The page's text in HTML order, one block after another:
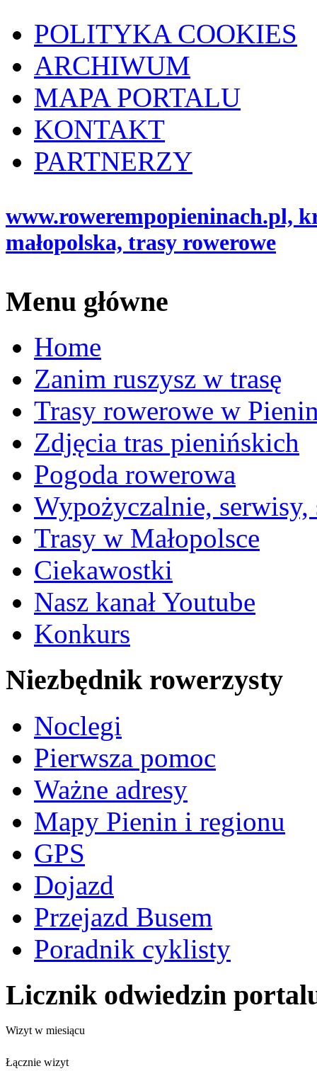
POLITYKA COOKIES
ARCHIWUM
MAPA PORTALU
KONTAKT
PARTNERZY
www.rowerempopieninach.pl,
małopolska, trasy rowerowe
Menu główne
Home
Zanim ruszysz w trasę
Trasy rowerowe w
Zdjęcia tras pienińskich
Pogoda rowerowa
Wypożyczalnie, serwisy,
Trasy w Małopolsce
Ciekawostki
Nasz kanał Youtube
Konkurs
Niezbędnik rowerzysty
Noclegi
Pierwsza pomoc
Ważne adresy
Mapy Pienin i regionu
GPS
Dojazd
Przejazd Busem
Poradnik cyklisty
Licznik odwiedzin
Wizyt w miesiącu
Łącznie wizyt